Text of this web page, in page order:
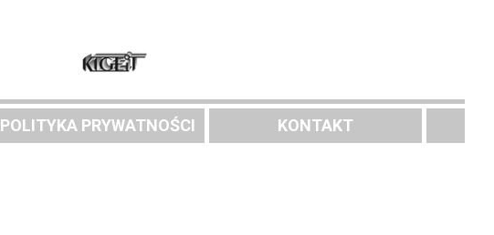
POLITYKA PRYWATNOŚCI KONTAKT